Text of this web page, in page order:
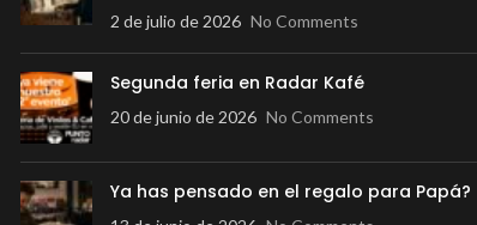
2 de julio de 2026 No Comments
Segunda feria en Radar Kafé
20 de junio de 2026 No Comments
Ya has pensado en el regalo para Papá?